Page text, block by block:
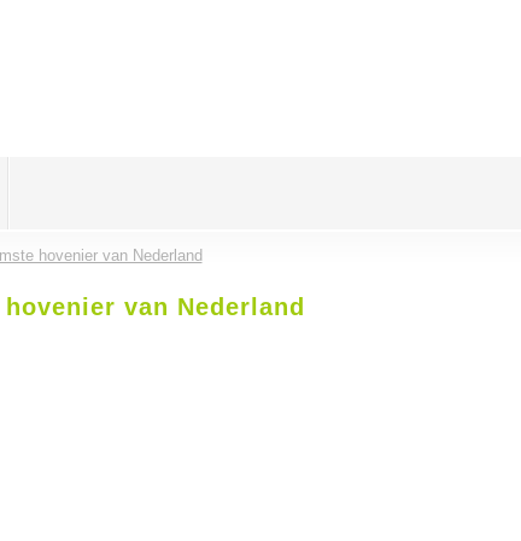
hovenier van Nederland
van Nederland